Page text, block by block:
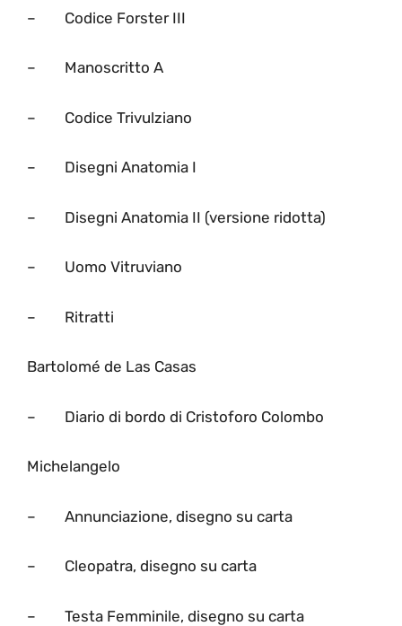
– Codice Forster III
– Manoscritto A
– Codice Trivulziano
– Disegni Anatomia I
– Disegni Anatomia II (versione ridotta)
– Uomo Vitruviano
– Ritratti
Bartolomé de Las Casas
– Diario di bordo di Cristoforo Colombo
Michelangelo
– Annunciazione, disegno su carta
– Cleopatra, disegno su carta
– Testa Femminile, disegno su carta